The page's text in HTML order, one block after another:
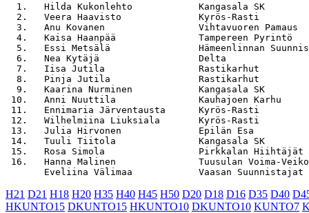
1.   Hilda Kukonlehto            Kangasala
2.   Veera Haavisto              Kyrös-Rasti
3.   Anu Kovanen                 Vihtavuoren
4.   Kaisa Haanpää               Tampereen Pyrintö
5.   Essi Metsälä                Hämeenlinnan
6.   Nea Kytäjä                  Delta
7.   Iisa Jutila                 Rastikarhut
8.   Pinja Jutila                Rastikarhut
9.   Kaarina Nurminen            Kangasala SK
10.   Anni Nuuttila               Kauhajoen
11.   Ennimaria Järventausta      Kyrös-Rasti
12.   Wilhelmiina Liuksiala       Kyrös-Rasti
13.   Julia Hirvonen              Epilän Esa
14.   Tuuli Tiitola               Kangasala SK
15.   Rosa Simola                 Pirkkalan
16.   Hanna Malinen               Tuusulan
H21 D21 H18 H20 H35 H40 H45 H50 D20 D18 D16 D35 D40
HKUNTO15 DKUNTO15 HKUNTO10 DKUNTO10 KUNTO7